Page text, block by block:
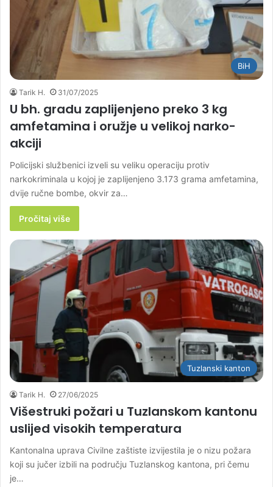
BiH
Tarik H. 31/07/2025
U bh. gradu zaplijenjeno preko 3 kg
amfetamina i oružje u velikoj narko-
akciji
Policijski službenici izveli su veliku operaciju protiv
narkokriminala u kojoj je zaplijenjeno 3.173 grama amfetamina,
dvije ručne bombe, okvir za…
Pročitaj više
Tuzlanski kanton
Tarik H. 27/06/2025
Višestruki požari u Tuzlanskom kantonu
uslijed visokih temperatura
Kantonalna uprava Civilne zaštiste izvijestila je o nizu požara
koji su jučer izbili na području Tuzlanskog kantona, pri čemu
je…